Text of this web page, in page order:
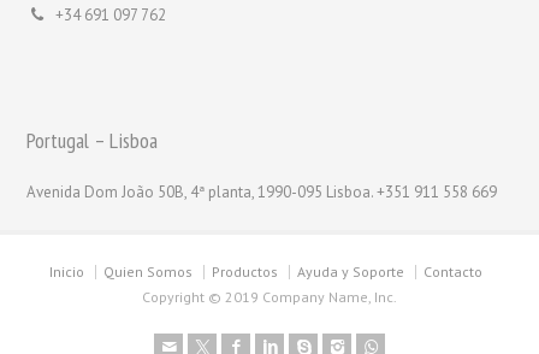
+34 691 097 762
Portugal – Lisboa
Avenida Dom João 50B, 4ª planta, 1990-095 Lisboa. +351 911 558 669
Inicio Quien Somos Productos Ayuda y Soporte
Contacto
Copyright © 2019 Company Name, Inc.